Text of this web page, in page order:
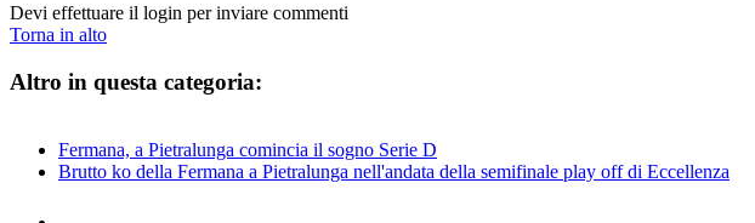
Devi effettuare il login per inviare commenti
Torna in alto
Altro in questa categoria:
Fermana, a Pietralunga comincia il sogno Serie D
Brutto ko della Fermana a Pietralunga nell'andata della semifinale play off di Eccellenza